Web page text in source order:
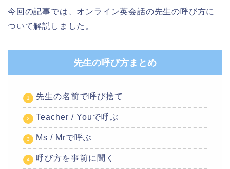
今回の記事では、オンライン英会話の先生の呼び方に
ついて解説しました。
先生の呼び方まとめ
先生の名前で呼び捨て
Teacher / Youで呼ぶ
Ms / Mrで呼ぶ
呼び方を事前に聞く